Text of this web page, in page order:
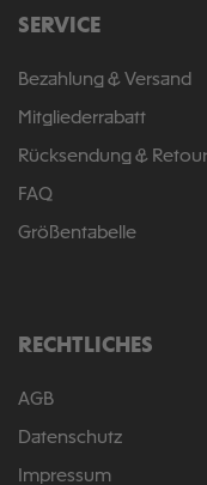
SERVICE
Bezahlung & Versand
Mitgliederrabatt
Rücksendung &
FAQ
Größentabelle
RECHTLICHES
AGB
Datenschutz
Impressum